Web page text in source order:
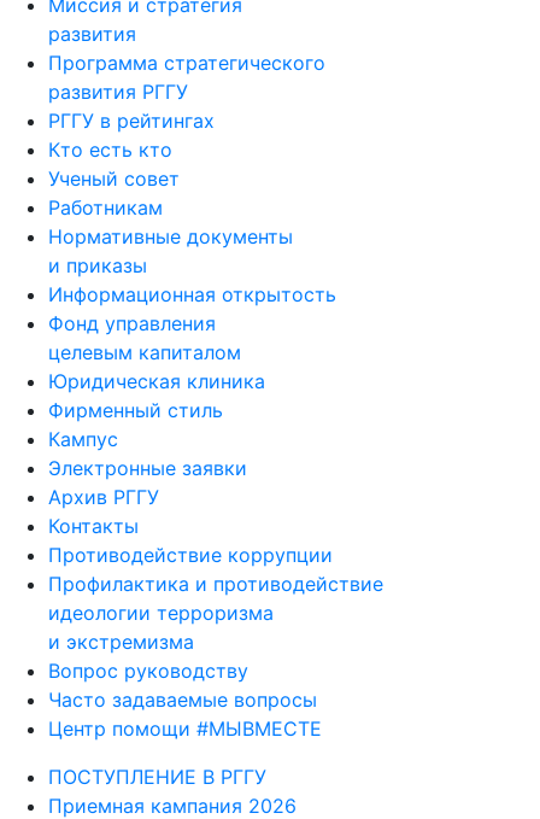
Миссия и стратегия
развития
Программа стратегического
развития РГГУ
РГГУ в рейтингах
Кто есть кто
Ученый совет
Работникам
Нормативные документы
и приказы
Информационная открытость
Фонд управления
целевым капиталом
Юридическая клиника
Фирменный стиль
Кампус
Электронные заявки
Архив РГГУ
Контакты
Противодействие коррупции
Профилактика и противодействие
идеологии терроризма
и экстремизма
Вопрос руководству
Часто задаваемые вопросы
Центр помощи #МЫВМЕСТЕ
ПОСТУПЛЕНИЕ В РГГУ
Приемная кампания 2026